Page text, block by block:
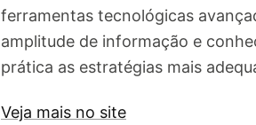
ferramentas tecnológicas
amplitude de informação e
prática as estratégias mais
Veja mais no site